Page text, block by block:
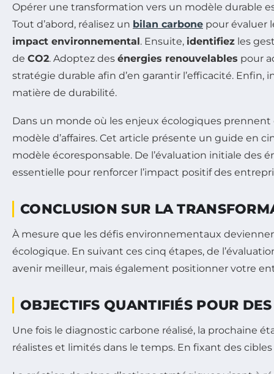
Opérer une transformation vers un modèle durable
Tout d’abord, réalisez un bilan carbone pour évaluer
impact environnemental. Ensuite, identifiez les
de CO2. Adoptez des énergies renouvelables pour
stratégie durable afin d’en garantir l’efficacité.
matière de durabilité.
Dans un monde où les enjeux écologiques
modèle d’affaires. Cet article présente un guide en
modèle écoresponsable. De l’évaluation initiale des
essentielle pour renforcer l’impact positif des
CONCLUSION SUR LA
À mesure que les défis environnementaux
écologique. En suivant ces cinq étapes, de
avenir meilleur, mais également positionner votre
OBJECTIFS QUANTIFIÉS POUR
Une fois le diagnostic carbone réalisé, la prochaine
réalistes et limités dans le temps. En fixant des